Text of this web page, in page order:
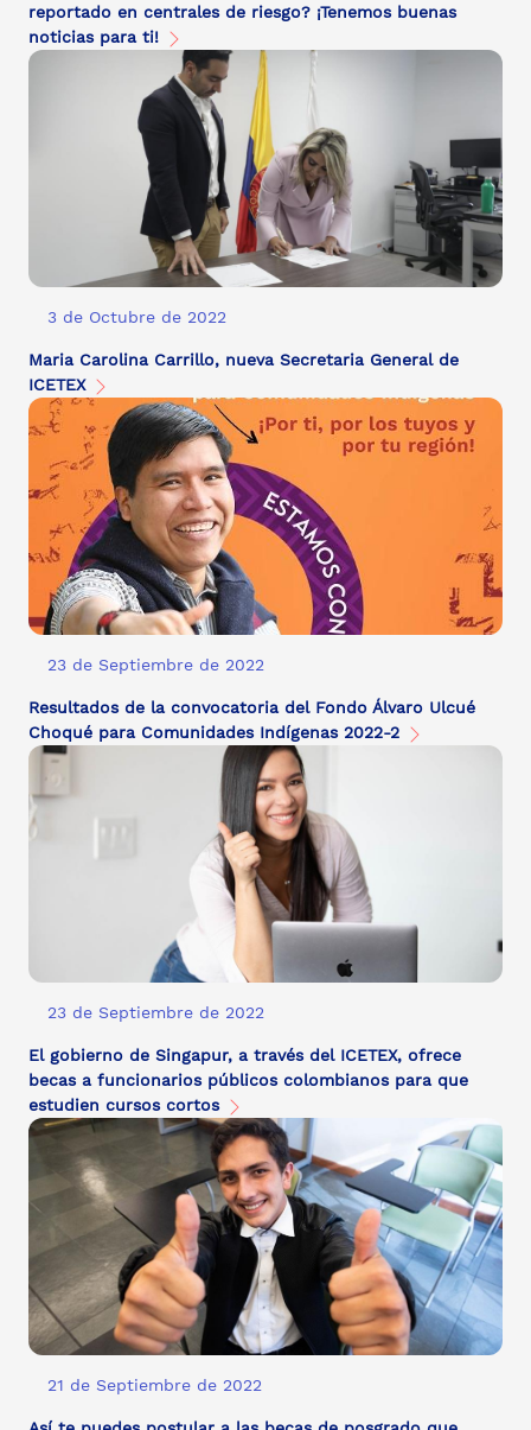
reportado en centrales de riesgo? ¡Tenemos buenas
noticias para ti!
3 de Octubre de 2022
Maria Carolina Carrillo, nueva Secretaria General de
ICETEX
23 de Septiembre de 2022
Resultados de la convocatoria del Fondo Álvaro Ulcué
Choqué para Comunidades Indígenas 2022-2
23 de Septiembre de 2022
El gobierno de Singapur, a través del ICETEX, ofrece
becas a funcionarios públicos colombianos para que
estudien cursos cortos
21 de Septiembre de 2022